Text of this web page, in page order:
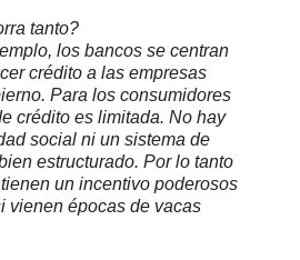
tanto?
los bancos se centran
crédito a las empresas
Para los consumidores
crédito es limitada. No hay
social ni un sistema de
estructurado. Por lo tanto
un incentivo poderosos
vienen épocas de vacas